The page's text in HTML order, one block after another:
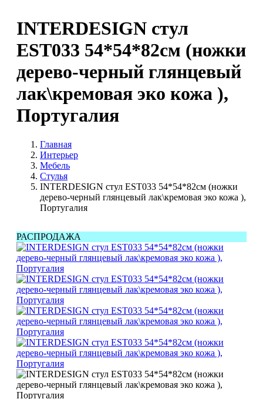
INTERDESIGN cтул
EST033 54*54*82см (ножки
дерево-черный глянцевый
лак\кремовая эко кожа ),
Португалия
Главная
Интерьер
Мебель
Стулья
INTERDESIGN cтул EST033 54*54*82см (ножки
дерево-черный глянцевый лак\кремовая эко кожа ),
Португалия
РАСПРОДАЖА